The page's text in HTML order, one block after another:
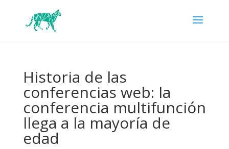
Historia de las
conferencias web: la
conferencia multifunción
llega a la mayoría de
edad